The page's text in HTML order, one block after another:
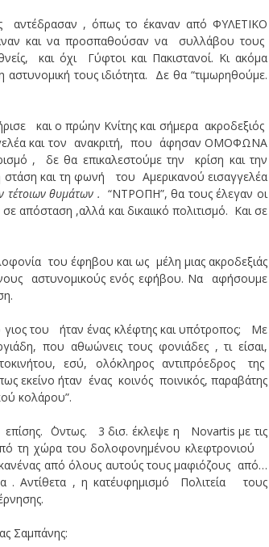
, όπως το έκαναν από ΦΥΛΕΤΙΚΟ
και να προσπαθούσαν να συλλάβου τους
και όχι Γύφτοι και Πακιστανοί. Κι ακόμα
τους ιδιότητα. Δε θα “τιμωρηθούμε.
και ο πρώην Κνίτης και σήμερα ακροδεξιός
και τον ανακριτή, που άφησαν ΟΜΟΦΩΝΑ
, δε θα επικαλεστούμε την κρίση και την
στάση και τη φωνή του Αμερικανού εισαγγελέα
τέτοιων θυμάτων . “ΝΤΡΟΠΗ”, θα τους έλεγαν οι
απόσταση ,αλλά και δικαιικό πολιτισμό. Και σε
του έφηβου και ως μέλη μιας ακροδεξιάς
αστυνομικούς ενός εφήβου. Να αφήσουμε
του ήταν ένας κλέφτης και υπότροπος; Με
που αθωώνεις τους φονιάδες , τι είσαι,
εσύ, ολόκληρος αντιπρόεδρος της
εκείνο ήταν ένας κοινός ποινικός, παραβάτης
κολάρου”.
επίσης. ΄Οντως. 3 δισ. έκλεψε η Novartis με τις
τη χώρα του δολοφονημένου κλεφτρονιού
από όλους αυτούς τους μαφιόζους από…
. Αντίθετα , η κατ΄ευφημισμό Πολιτεία τους
Σαμπάνης: